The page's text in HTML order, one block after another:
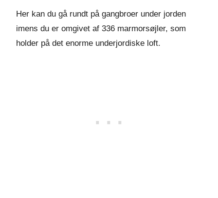
Her kan du gå rundt på gangbroer under jorden
imens du er omgivet af 336 marmorsøjler, som
holder på det enorme underjordiske loft.